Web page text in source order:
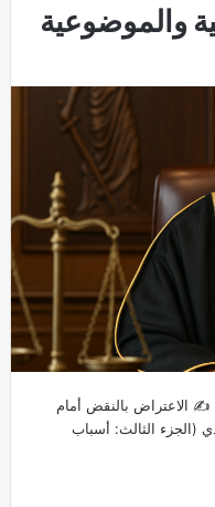
والموضوعية
✍️ الاعتراض بالنقض أمام
(الجزء الثالث: أسباب